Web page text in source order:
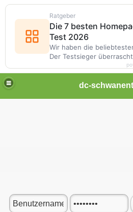
dc-
Ratgeber
Die 7 besten
Test 2026
Wir haben die
Der Testsieger